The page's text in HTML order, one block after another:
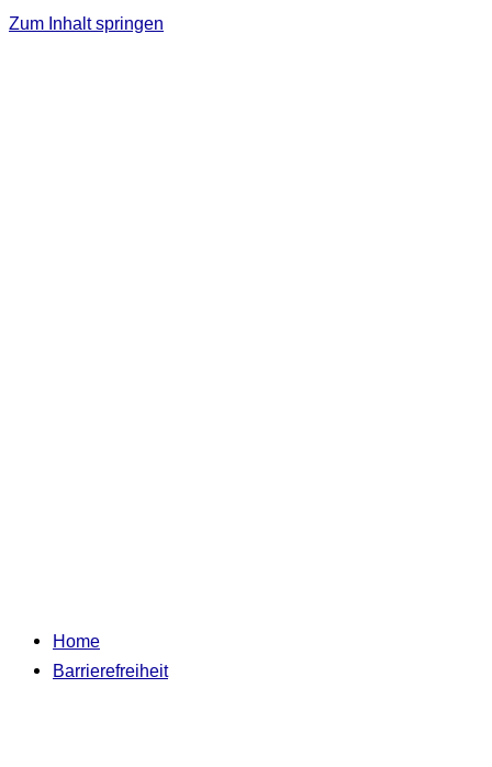
Zum Inhalt springen
Home
Barrierefreiheit